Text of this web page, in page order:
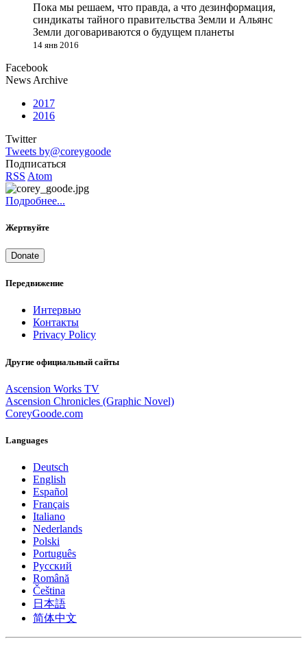
Пока мы решаем, что правда, а что дезинформация,
синдикаты тайного правительства Земли и Альянс
Земли договариваются о будущем планеты
14 янв 2016
Facebook
News Archive
2017
2016
Twitter
Tweets by@coreygoode
Подписаться
RSS Atom
Подробнее...
Жертвуйте
Donate
Передвижение
Интервью
Контакты
Privacy Policy
Другие официальный сайты
Ascension Works TV
Ascension Chronicles (Graphic Novel)
CoreyGoode.com
Languages
Deutsch
English
Español
Français
Italiano
Nederlands
Polski
Português
Pусский
Română
Čeština
日本語
简体中文